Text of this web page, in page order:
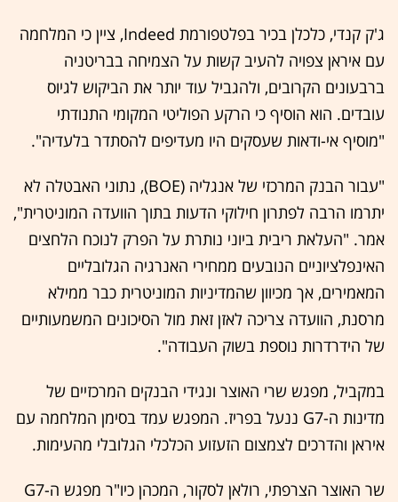
ג'ק קנדי, כלכלן בכיר בפלטפורמת Indeed, ציין כי המלחמה
עם איראן צפויה להעיב קשות על הצמיחה בבריטניה
ברבעונים הקרובים, ולהגביל עוד יותר את הביקוש לגיוס
עובדים. הוא הוסיף כי הרקע הפוליטי המקומי התנודתי
"מוסיף אי-ודאות שעסקים היו מעדיפים להסתדר בלעדיה".
"עבור הבנק המרכזי של אנגליה (BOE), נתוני האבטלה לא
יתרמו הרבה לפתרון חילוקי הדעות בתוך הוועדה המוניטרית",
אמר. "העלאת ריבית ביוני נותרת על הפרק לנוכח הלחצים
האינפלציוניים הנובעים ממחירי האנרגיה הגלובליים
המאמירים, אך מכיוון שהמדיניות המוניטרית כבר ממילא
מרסנת, הוועדה צריכה לאזן זאת מול הסיכונים המשמעותיים
של הידרדרות נוספת בשוק העבודה".
במקביל, מפגש שרי האוצר ונגידי הבנקים המרכזיים של
מדינות ה-G7 ננעל בפריז. המפגש עמד בסימן המלחמה עם
איראן והדרכים לצמצום הזעזוע הכלכלי הגלובלי מהעימות.
שר האוצר הצרפתי, רולאן לסקור, המכהן כיו"ר מפגש ה-G7